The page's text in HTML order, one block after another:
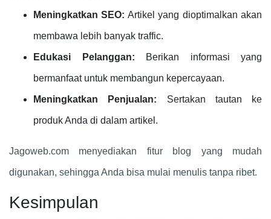
Meningkatkan SEO: Artikel yang dioptimalkan akan
membawa lebih banyak traffic.
Edukasi Pelanggan: Berikan informasi yang
bermanfaat untuk membangun kepercayaan.
Meningkatkan Penjualan: Sertakan tautan ke
produk Anda di dalam artikel.
Jagoweb.com menyediakan fitur blog yang mudah
digunakan, sehingga Anda bisa mulai menulis tanpa ribet.
Kesimpulan